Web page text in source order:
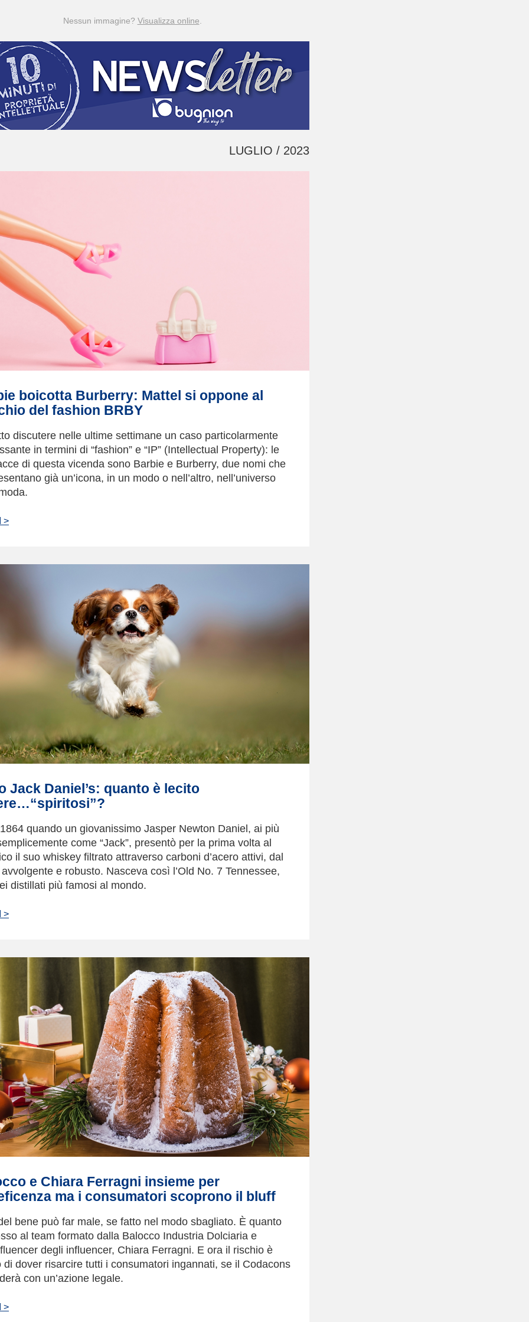
Nessun immagine? Visualizza online
LUGLIO / 2023
boicotta Burberry: Mattel si oppone al
del fashion BRBY
discutere nelle ultime settimane un caso particolarmente
in termini di “fashion” e “IP” (Intellectual Property): le
di questa vicenda sono Barbie e Burberry, due nomi che
già un’icona, in un modo o nell’altro, nell’universo
>
Jack Daniel’s: quanto è lecito
quando un giovanissimo Jasper Newton Daniel, ai più
come “Jack”, presentò per la prima volta al
il suo whiskey filtrato attraverso carboni d’acero attivi, dal
e robusto. Nasceva così l’Old No. 7 Tennessee,
distillati più famosi al mondo.
>
e Chiara Ferragni insieme per
ma i consumatori scoprono il bluff
bene può far male, se fatto nel modo sbagliato. È quanto
al team formato dalla Balocco Industria Dolciaria e
degli influencer, Chiara Ferragni. E ora il rischio è
di dover risarcire tutti i consumatori ingannati, se il Codacons
con un’azione legale.
>